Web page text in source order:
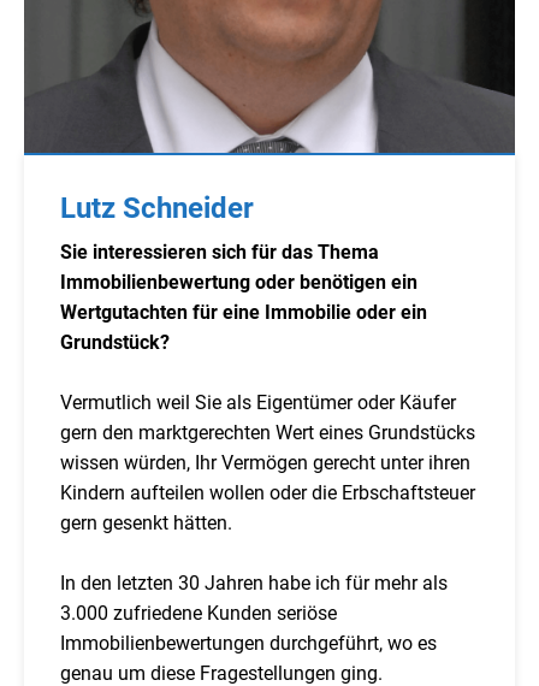
Lutz Schneider
Sie interessieren sich für das Thema
Immobilienbewertung oder benötigen ein
Wertgutachten für eine Immobilie oder ein
Grundstück?
Vermutlich weil Sie als Eigentümer oder Käufer
gern den marktgerechten Wert eines Grundstücks
wissen würden, Ihr Vermögen gerecht unter ihren
Kindern aufteilen wollen oder die Erbschaftsteuer
gern gesenkt hätten.
In den letzten 30 Jahren habe ich für mehr als
3.000 zufriedene Kunden seriöse
Immobilienbewertungen durchgeführt, wo es
genau um diese Fragestellungen ging.